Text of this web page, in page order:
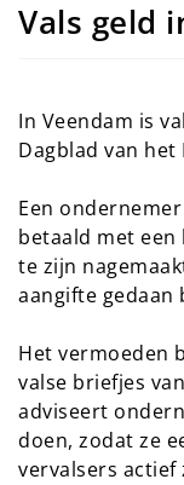
Vals geld
In Veendam is
Dagblad van het
Een
betaald met
te zijn
aangifte gedaan
Het vermoeden
valse briefjes
adviseert
doen, zodat ze
vervalsers actief